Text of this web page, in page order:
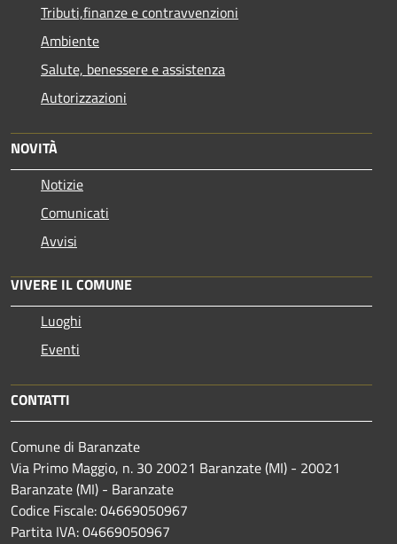
Tributi,finanze e contravvenzioni
Ambiente
Salute, benessere e assistenza
Autorizzazioni
NOVITÀ
Notizie
Comunicati
Avvisi
VIVERE IL COMUNE
Luoghi
Eventi
CONTATTI
Comune di Baranzate
Via Primo Maggio, n. 30 20021 Baranzate (MI) - 20021
Baranzate (MI) - Baranzate
Codice Fiscale: 04669050967
Partita IVA: 04669050967